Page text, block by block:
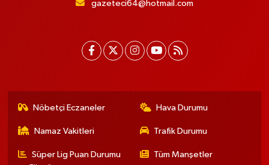
gazeteci64@hotmail.com
Nöbetçi Eczaneler Hava Durumu
Namaz Vakitleri Trafik Durumu
Süper Lig Puan Durumu
Tüm Manşetler